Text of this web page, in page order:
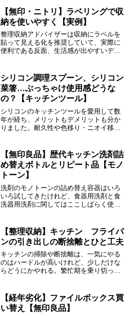
【無印・ニトリ】ラベリングで収
納を使いやすく【実例】
整理収納アドバイザーは収納にラベルを
貼って見える化を推奨していて、実際に
便利である反面、生活感が出やすいデメ
があり、昨日はキッチン収納のラベルを
貼り替えました。家族の共有...
シリコン調理スプーン、シリコン
菜箸…ぶっちゃけ使用感どうな
の？【キッチンツール】
シリコンのキッチンツールを愛用して数
年が経ち、メリットもデメリットも分か
りました。耐久性や色移り・ニオイ移
書きます。菜箸、調理スプーン、ヘラの
３種を愛用中↑黒のシリコン...
【無印良品】歴代キッチン洗剤詰
め替えボトルとリピート品【モノ
トーン】
洗剤のモノトーンの詰め替え容器はいろ
いろ試してきたけれど、食器用洗剤と食
洗器用洗剤に関してはここしばらく使い
のがやっと見つかったな～という感じ。
それも身近な無印で。やっ...
【整理収納】キッチン フライパ
ンの引き出しの断捨離とひと工夫
キッチンの掃除や断捨離は、一気にやる
のはハードルが高いけれど、少しだけな
らどうにかやれる。繁忙期を乗り切った
チン収納の中で「フライパンを収納して
いる引き出し」だけに絞っ...
【経年劣化】ファイルボックス買
い替え【無印良品】